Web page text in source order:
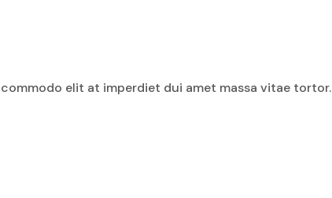
elit at imperdiet dui amet massa vitae tortor.